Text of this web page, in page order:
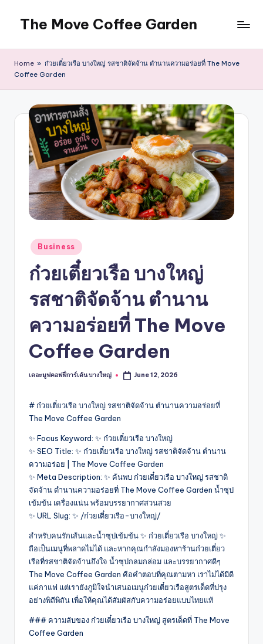
content
The Move Coffee Garden
คาเฟ่
อาหาร
Home » ก๋วยเตี๋ยวเรือ บางใหญ่ รสชาติจัดจ้าน ตำนานความอร่อยที่ The Move
Coffee Garden
Posted
in
Business
ก๋วยเตี๋ยวเรือ บางใหญ่
รสชาติจัดจ้าน ตำนาน
ความอร่อยที่ The Move
Coffee Garden
Posted
เดอะมูฟคอฟฟี่การ์เด้น บางใหญ่ June 12, 2026
# ก๋วยเตี๋ยวเรือ บางใหญ่ รสชาติจัดจ้าน ตำนานความอร่อยที่
The Move Coffee Garden
✨ Focus Keyword: ✨ ก๋วยเตี๋ยวเรือ บางใหญ่
✨ SEO Title: ✨ ก๋วยเตี๋ยวเรือ บางใหญ่ รสชาติจัดจ้าน ตำนาน
ความอร่อย | The Move Coffee Garden
✨ Meta Description: ✨ ค้นพบ ก๋วยเตี๋ยวเรือ บางใหญ่ รสชาติ
จัดจ้าน ตำนานความอร่อยที่ The Move Coffee Garden น้ำซุป
เข้มข้น เครื่องแน่น พร้อมบรรยากาศสวนสวย
✨ URL Slug: ✨ /ก๋วยเตี๋ยวเรือ-บางใหญ่/
สำหรับคนรักเส้นและน้ำซุปเข้มข้น ✨ ก๋วยเตี๋ยวเรือ บางใหญ่ ✨
ถือเป็นเมนูที่พลาดไม่ได้ และหากคุณกำลังมองหาร้านก๋วยเตี๋ยว
เรือที่รสชาติจัดจ้านถึงใจ น้ำซุปกลมกล่อม และบรรยากาศดีๆ
The Move Coffee Garden คือคำตอบที่คุณตามหา เราไม่ได้มีดี
แค่กาแฟ แต่เรายังภูมิใจนำเสนอเมนูก๋วยเตี๋ยวเรือสูตรเด็ดที่ปรุง
อย่างพิถีพิถัน เพื่อให้คุณได้สัมผัสกับความอร่อยแบบไทยแท้
### ความลับของ ก๋วยเตี๋ยวเรือ บางใหญ่ สูตรเด็ดที่ The Move
Coffee Garden